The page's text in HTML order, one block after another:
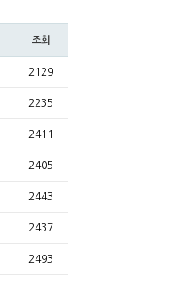
조회
2129
2235
2411
2405
2443
2437
2493